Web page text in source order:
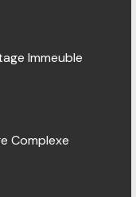
Immeuble
Complexe